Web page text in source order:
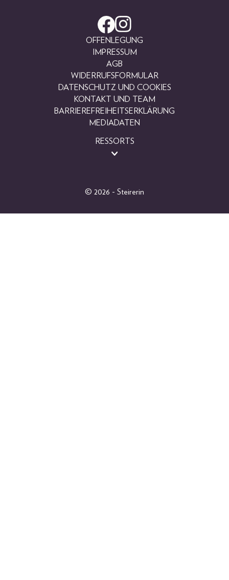
OFFENLEGUNG
IMPRESSUM
AGB
WIDERRUFSFORMULAR
DATENSCHUTZ UND COOKIES
KONTAKT UND TEAM
BARRIEREFREIHEITSERKLÄRUNG
MEDIADATEN
RESSORTS
© 2026 - Steirerin